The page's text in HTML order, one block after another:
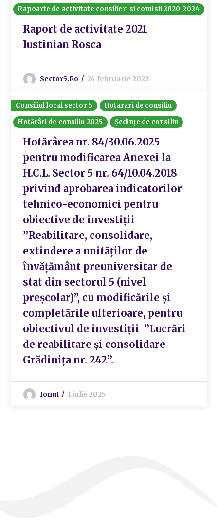
Rapoarte de activitate consilieri si comisii 2020-2024
Raport de activitate 2021
Iustinian Rosca
Sector5.ro 24 februarie 2022
Consiliul local sector 5
Hotarari de consiliu
Hotărâri de consiliu 2025
Ședințe de consiliu
Hotărârea nr. 84/30.06.2025
pentru modificarea Anexei la
H.C.L. Sector 5 nr. 64/10.04.2018
privind aprobarea indicatorilor
tehnico-economici pentru
obiective de investiții
”Reabilitare, consolidare,
extindere a unităților de
învățământ preuniversitar de
stat din sectorul 5 (nivel
preșcolar)”, cu modificările și
completările ulterioare, pentru
obiectivul de investiții ”Lucrări
de reabilitare și consolidare
Grădinița nr. 242”.
Ionut 1 iulie 2025